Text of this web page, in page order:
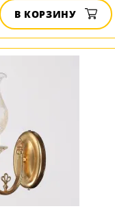
В КОРЗИНУ